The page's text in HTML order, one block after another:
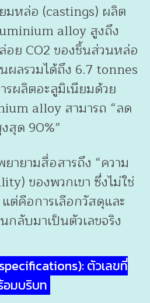
มหล่อ (castings) ผลิต
alloy สูงถึง
อย CO2 ของชิ้นส่วนหล่อ
ผลรวมได้ถึง 6.7 tonnes
รผลิตอะลูมิเนียมด้วย
alloy สามารถ “ลด
สุด 90%”
ยามสื่อสารถึง “ความ
ของพวกเขา ซึ่งไม่ใช่
ต่คือการเลือกวัสดุและ
ลับมาเป็นตัวเลขจริง
ตัวเลขที่
อมบริบท